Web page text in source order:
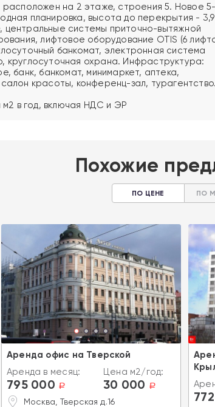
на 2 этаже, строения 5. Новое
планировка, высота до перекрытия -
центральные системы приточно-вытяжной
лифтовое оборудование OTIS (6
банкомат, электронная система
круглосуточная охрана. Инфраструктура:
банк, банкомат, минимаркет, аптека,
красоты, конференц-зал, турагентство.
м2 в год, включая НДС и ЭР
Похожие
ПО ЦЕНЕ ПО
Аренда офис на Тверской
Аренда в месяц:
795 000 a
Цена м2/год:
30 000 a
Москва, Тверская д.16